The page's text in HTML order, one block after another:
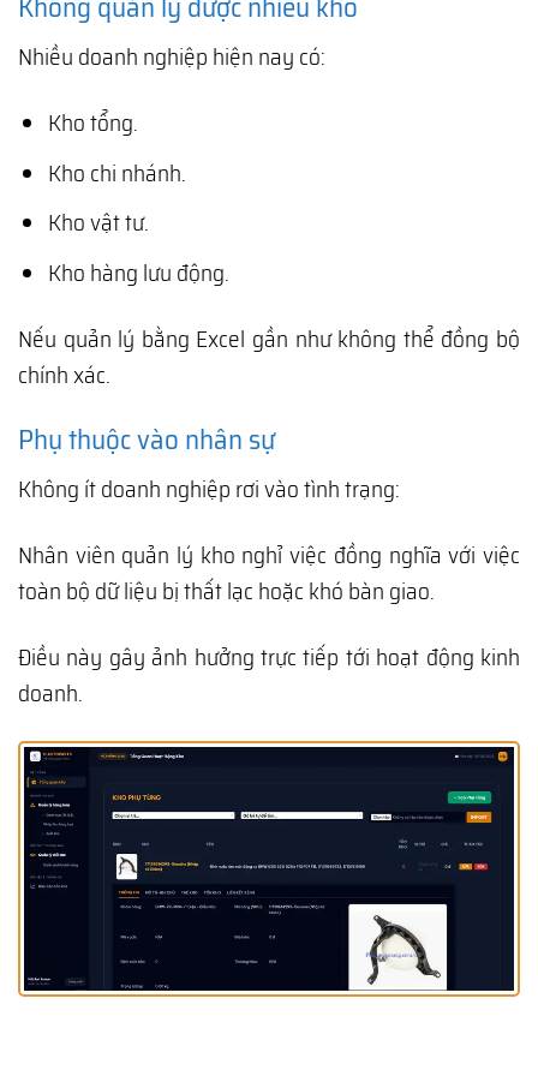
Nhiều doanh nghiệp hiện nay có:
Kho tổng.
Kho chi nhánh.
Kho vật tư.
Kho hàng lưu động.
Nếu quản lý bằng Excel gần như không thể đồng bộ
chính xác.
Phụ thuộc vào nhân sự
Không ít doanh nghiệp rơi vào tình trạng:
Nhân viên quản lý kho nghỉ việc đồng nghĩa với việc
toàn bộ dữ liệu bị thất lạc hoặc khó bàn giao.
Điều này gây ảnh hưởng trực tiếp tới hoạt động kinh
doanh.